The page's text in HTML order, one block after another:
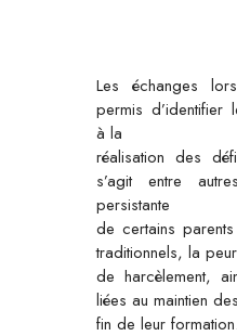
Les échanges
permis d’identifier
à la
réalisation des
s’agit entre
persistante
de certains
traditionnels, la
de harcèlement,
liées au maintien
fin de leur formation.